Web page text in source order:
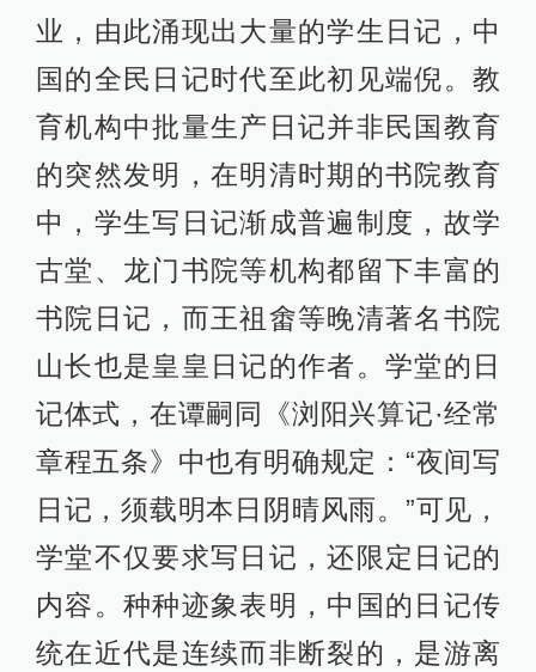
业，由此涌现出大量的学生日记，中
国的全民日记时代至此初见端倪。教
育机构中批量生产日记并非民国教育
的突然发明，在明清时期的书院教育
中，学生写日记渐成普遍制度，故学
古堂、龙门书院等机构都留下丰富的
书院日记，而王祖畬等晚清著名书院
山长也是皇皇日记的作者。学堂的日
记体式，在谭嗣同《浏阳兴算记·经常
章程五条》中也有明确规定：“夜间写
日记，须载明本日阴晴风雨。”可见，
学堂不仅要求写日记，还限定日记的
内容。种种迹象表明，中国的日记传
统在近代是连续而非断裂的，是游离